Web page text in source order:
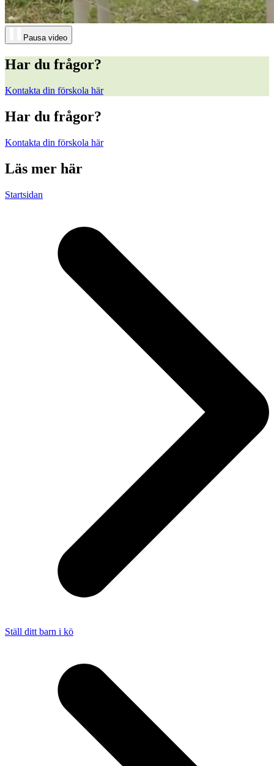
Pausa video
Har du frågor?
Kontakta din förskola här
Har du frågor?
Kontakta din förskola här
Läs mer här
Startsidan
Ställ ditt barn i kö